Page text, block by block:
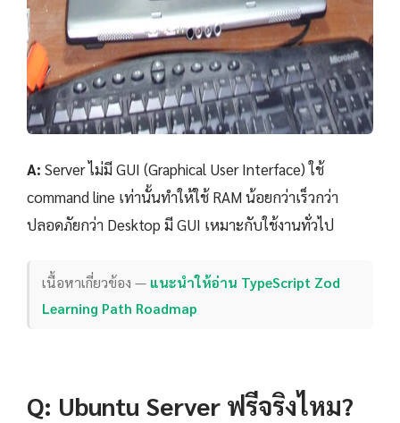
A: Server ไม่มี GUI (Graphical User Interface) ใช้
command line เท่านั้นทำให้ใช้ RAM น้อยกว่าเร็วกว่า
ปลอดภัยกว่า Desktop มี GUI เหมาะกับใช้งานทั่วไป
เนื้อหาเกี่ยวข้อง — แนะนำให้อ่าน TypeScript Zod
Learning Path Roadmap
Q: Ubuntu Server ฟรีจริงไหม?